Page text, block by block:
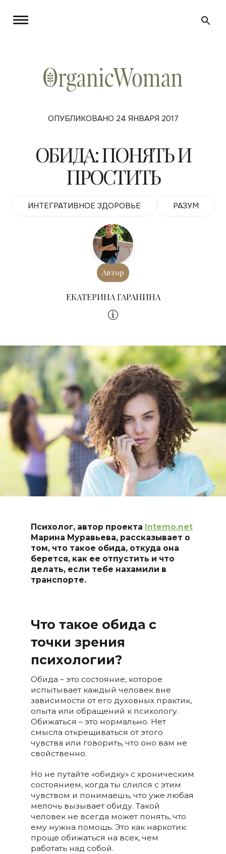
ОПУБЛИКОВАНО 24 ЯНВАРЯ 2017
ОБИДА: ПОНЯТЬ И
ПРОСТИТЬ
ИНТЕГРАТИВНОЕ ЗДОРОВЬЕ РАЗУМ
Автор
ЕКАТЕРИНА ГАРАНИНА
Психолог, автор проекта Intemo.net
Марина Муравьева, рассказывает о
том, что такое обида, откуда она
берется, как ее отпустить и что
делать, если тебе нахамили в
транспорте.
Что такое обида с
точки зрения
психологии?
Обида – это состояние, которое
испытывает каждый человек вне
зависимости от его духовных практик,
опыта или обращений к психологу.
Обижаться – это нормально. Нет
смысла открещиваться от этого
чувства или говорить, что оно вам не
свойственно.
Но не путайте «обидку» с хроническим
состоянием, когда ты слился с этим
чувством и понимаешь, что уже любая
мелочь вызывает обиду. Такой
человек не всегда может понять, что
ему нужна помощь. Это как наркотик:
проще обижаться на всех, чем
работать над собой.